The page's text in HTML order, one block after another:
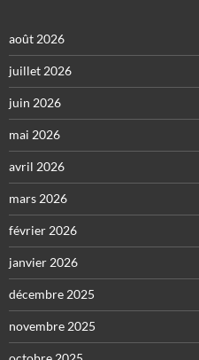
août 2026
juillet 2026
juin 2026
mai 2026
avril 2026
mars 2026
février 2026
janvier 2026
décembre 2025
novembre 2025